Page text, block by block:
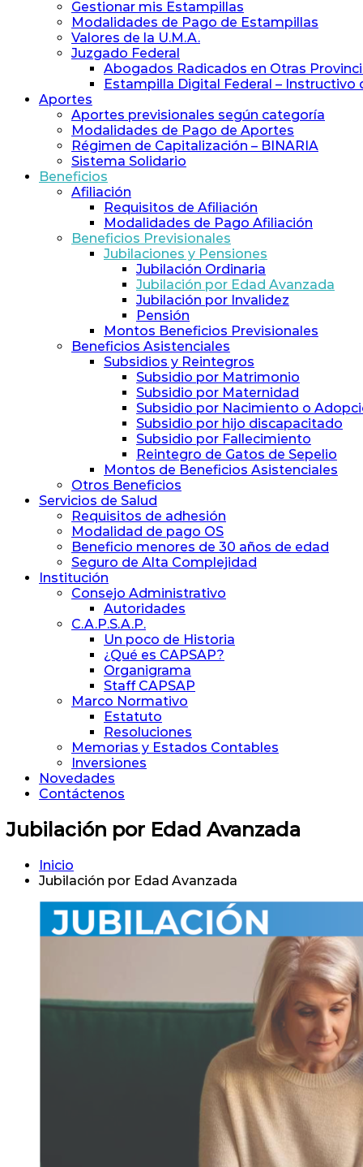
Previsión
Procuradores
Gestionar mis Estampillas
Modalidades de Pago de Estampillas
Valores de la U.M.A.
Juzgado Federal
Abogados Radicados en Otras
Estampilla Digital Federal – Instructivo
Aportes
Aportes previsionales según categoría
Modalidades de Pago de Aportes
Régimen de Capitalización – BINARIA
Sistema Solidario
Beneficios
Afiliación
Requisitos de Afiliación
Modalidades de Pago Afiliación
Beneficios Previsionales
Jubilaciones y Pensiones
Jubilación Ordinaria
Jubilación por Edad Avanzada
Jubilación por Invalidez
Pensión
Montos Beneficios Previsionales
Beneficios Asistenciales
Subsidios y Reintegros
Subsidio por Matrimonio
Subsidio por Maternidad
Subsidio por Nacimiento o
Subsidio por hijo discapacitado
Subsidio por Fallecimiento
Reintegro de Gatos de Sepelio
Montos de Beneficios Asistenciales
Otros Beneficios
Servicios de Salud
Requisitos de adhesión
Modalidad de pago OS
Beneficio menores de 30 años de edad
Seguro de Alta Complejidad
Institución
Consejo Administrativo
Autoridades
C.A.P.S.A.P.
Un poco de Historia
¿Qué es CAPSAP?
Organigrama
Staff CAPSAP
Marco Normativo
Estatuto
Resoluciones
Memorias y Estados Contables
Inversiones
Novedades
Contáctenos
Jubilación por Edad Avanzada
Inicio
Jubilación por Edad Avanzada